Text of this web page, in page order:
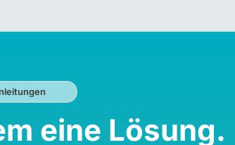
eine Lösung.